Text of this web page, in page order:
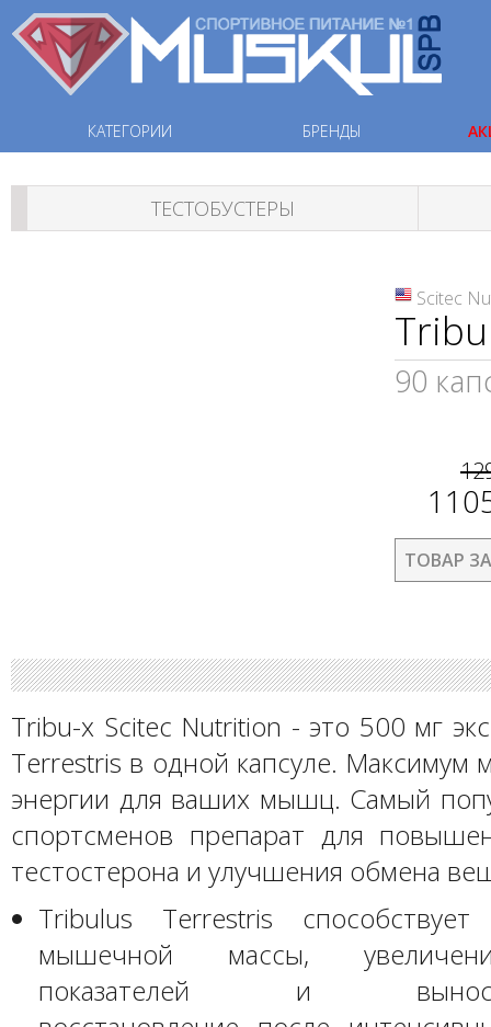
КАТЕГОРИИ БРЕНДЫ
ТЕСТОБУСТЕРЫ
Scitec
90
ТОВАР
Tribu-x Scitec Nutrition - это 500 мг
Terrestris в одной капсуле. Максимум
энергии для ваших мышц. Cамый
спортсменов препарат для
тестостерона и улучшения обмена
Tribulus Terrestris
мышечной массы,
показателей и